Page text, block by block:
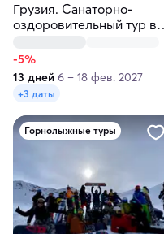
Грузия. Санаторно-
оздоровительный тур в
-5%
13 дней 6 – 18 фев. 2027
+3 даты
Горнолыжные туры